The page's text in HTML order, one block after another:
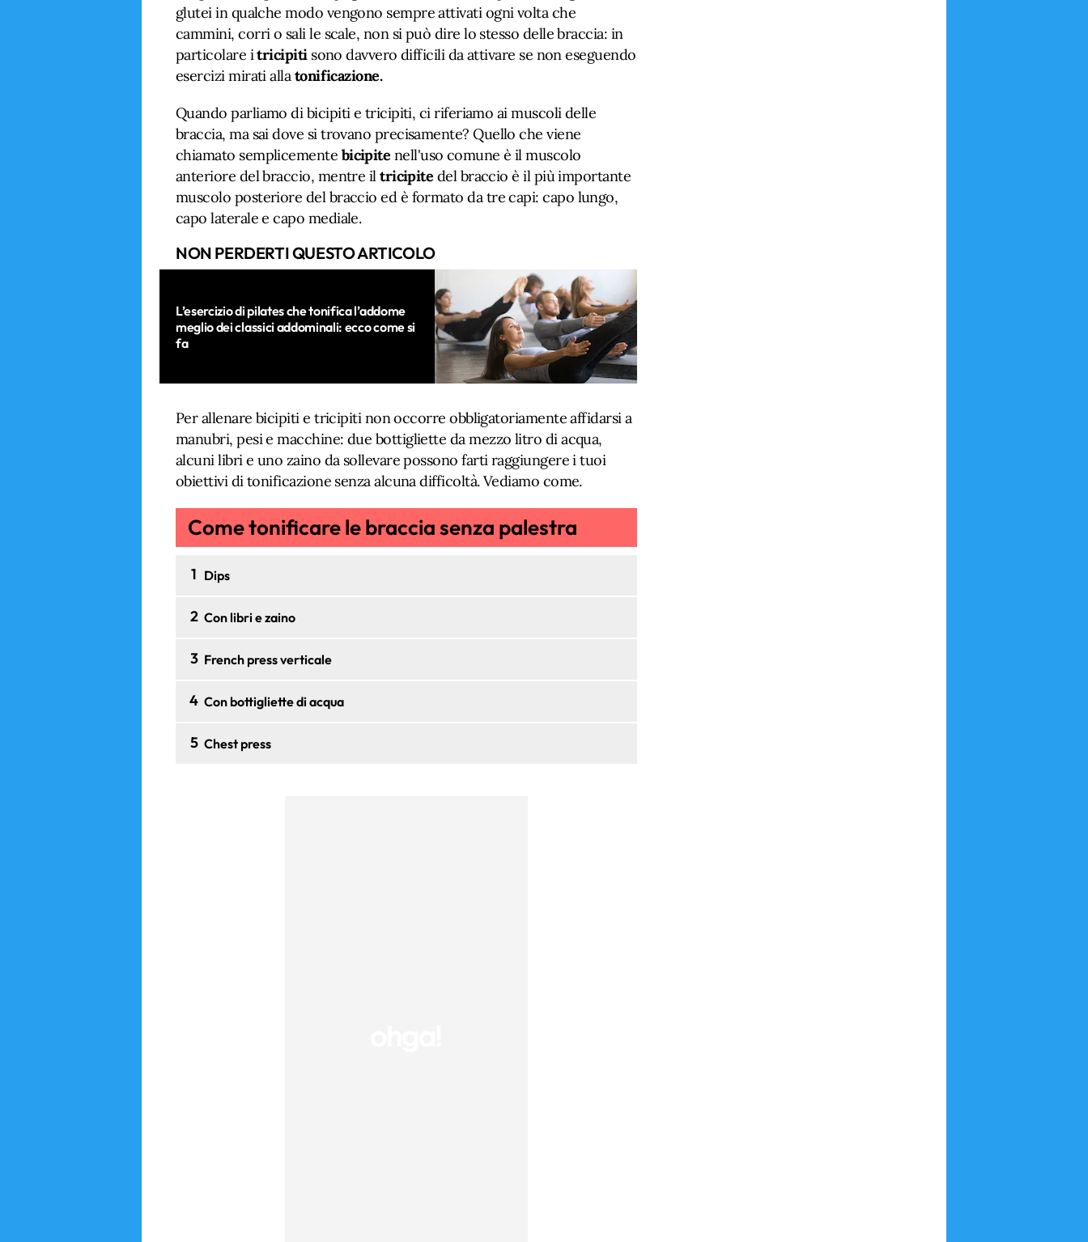
glutei in qualche modo vengono sempre attivati ogni volta che
cammini, corri o sali le scale, non si può dire lo stesso delle braccia: in
particolare itricipitisono davvero difficili da attivare se non eseguendo
esercizi mirati allatonificazione.
Quando parliamo di bicipiti e tricipiti, ci riferiamo ai muscoli delle
braccia, ma sai dove si trovano precisamente? Quello che viene
chiamato semplicemente bicipite nell'uso comune è il muscolo
anteriore del braccio, mentre iltricipite del braccio è il più importante
muscolo posteriore del braccio ed è formato da tre capi: capo lungo,
capo laterale e capo mediale.
NON PERDERTI QUESTO ARTICOLO
L’esercizio di pilates che tonifica l’addome
meglio dei classici addominali: ecco come si
fa
Per allenare bicipiti e tricipiti non occorre obbligatoriamente affidarsi a
manubri, pesi e macchine: due bottigliette da mezzo litro di acqua,
alcuni libri e uno zaino da sollevare possono farti raggiungere i tuoi
obiettivi di tonificazione senza alcuna difficoltà. Vediamo come.
Come tonificare le braccia senza palestra
1 Dips
2 Con libri e zaino
3 French press verticale
4 Con bottigliette di acqua
5 Chest press